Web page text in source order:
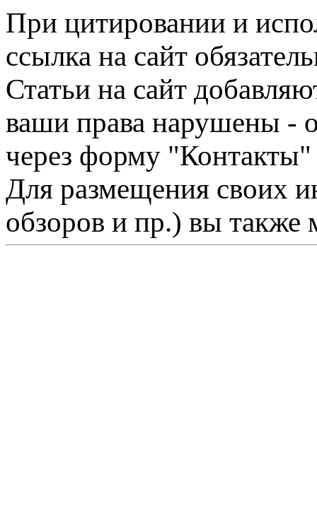
При цитировании и
ссылка на сайт
Статьи на сайт
ваши права нарушены -
через форму "Контакты"
Для размещения своих
обзоров и пр.) вы также